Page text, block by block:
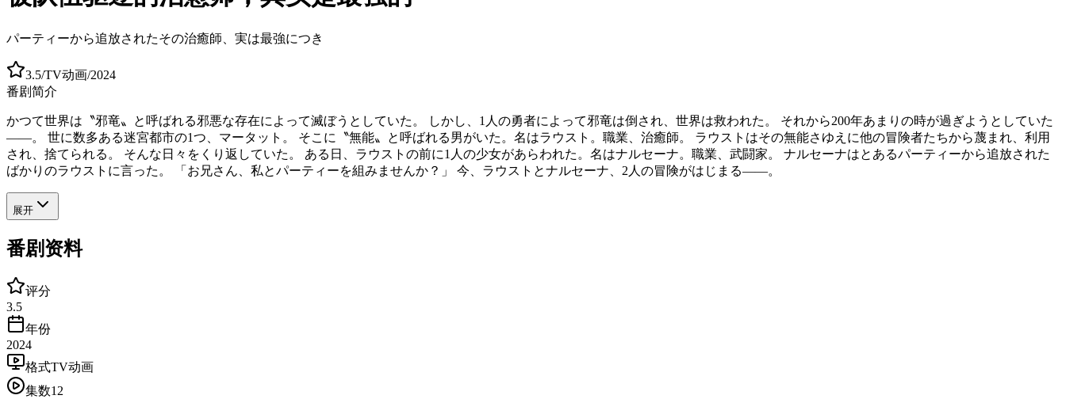
パーティーから追放されたその治癒師、実は最強につき
3.5/TV动画/2024
番剧简介
かつて世界は〝邪竜〟と呼ばれる邪悪な存在によって滅ぼうとしていた。 しかし、1人の勇者によって邪竜は倒され、世界は救われた。 それから200年あまりの時が過ぎようとしていた
――。 世に数多ある迷宮都市の1つ、マータット。 そこに〝無能〟と呼ばれる男がいた。名はラウスト。職業、治癒師。 ラウストはその無能さゆえに他の冒険者たちから蔑まれ、利用
され、捨てられる。 そんな日々をくり返していた。 ある日、ラウストの前に1人の少女があらわれた。名はナルセーナ。職業、武闘家。 ナルセーナはとあるパーティーから追放された
ばかりのラウストに言った。 「お兄さん、私とパーティーを組みませんか？」 今、ラウストとナルセーナ、2人の冒険がはじまる――。
展开
番剧资料
评分
3.5
年份
2024
格式TV动画
集数12